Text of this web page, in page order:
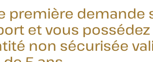
première demande
et vous possédez
non sécurisée